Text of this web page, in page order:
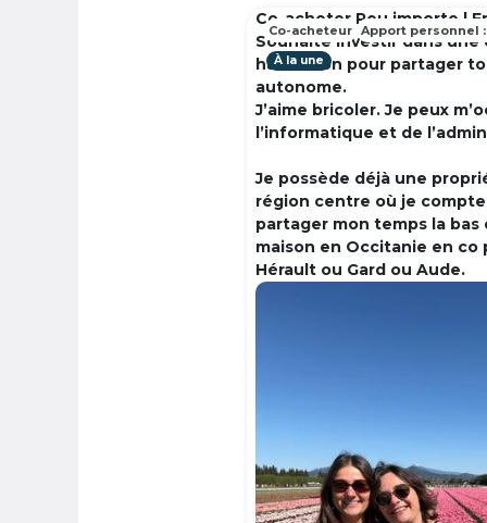
Co-acheter Peu importe |
Souhaite investir dans une
habitation pour partager
autonome.
J’aime bricoler. Je peux
l’informatique et de
Je possède déjà une
région centre où je
partager mon temps la bas
maison en Occitanie en co
Hérault ou Gard ou Aude.
À la une
Co-acheteur Apport personnel